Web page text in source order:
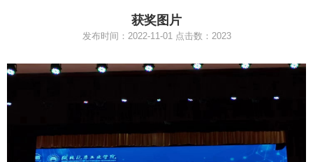
获奖图片
发布时间：2022-11-01 点击数：2023